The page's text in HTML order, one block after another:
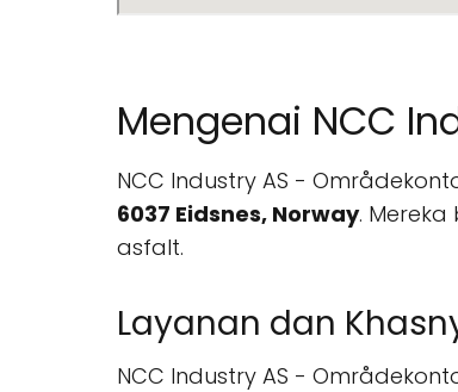
Mengenai NCC
NCC Industry AS -
6037 Eidsnes, Norway.
asfalt.
Layanan dan
NCC Industry AS -